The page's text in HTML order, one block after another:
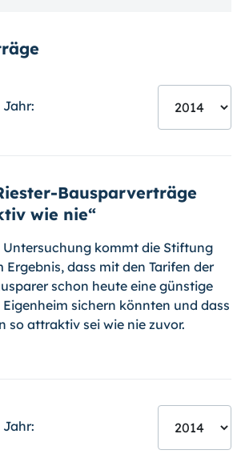
Jahr:
Bausparverträge
wie nie“
kommt die Stiftung
Er­gebnis, dass mit den Tarifen der
schon heute eine günstige
sichern könnten und dass
so attraktiv sei wie nie zuvor.
Jahr: